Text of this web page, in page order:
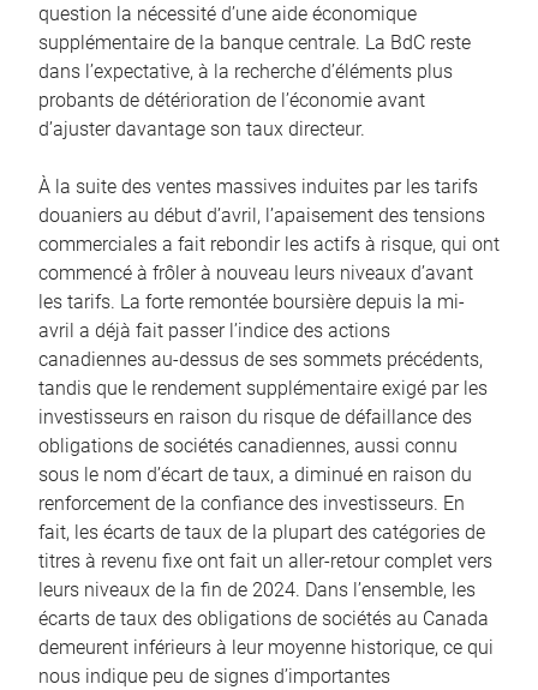
question la nécessité d’une aide économique
supplémentaire de la banque centrale. La BdC reste
dans l’expectative, à la recherche d’éléments plus
probants de détérioration de l’économie avant
d’ajuster davantage son taux directeur.
À la suite des ventes massives induites par les tarifs
douaniers au début d’avril, l’apaisement des tensions
commerciales a fait rebondir les actifs à risque, qui ont
commencé à frôler à nouveau leurs niveaux d’avant
les tarifs. La forte remontée boursière depuis la mi-
avril a déjà fait passer l’indice des actions
canadiennes au-dessus de ses sommets précédents,
tandis que le rendement supplémentaire exigé par les
investisseurs en raison du risque de défaillance des
obligations de sociétés canadiennes, aussi connu
sous le nom d’écart de taux, a diminué en raison du
renforcement de la confiance des investisseurs. En
fait, les écarts de taux de la plupart des catégories de
titres à revenu fixe ont fait un aller-retour complet vers
leurs niveaux de la fin de 2024. Dans l’ensemble, les
écarts de taux des obligations de sociétés au Canada
demeurent inférieurs à leur moyenne historique, ce qui
nous indique peu de signes d’importantes